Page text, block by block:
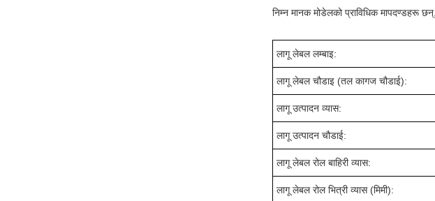
निम्न मानक मोडेलको प्राविधिक मापदण्डहरू
लागू लेबल लम्बाइ:
लागू लेबल चौडाइ (तल कागज चौडाई):
लागू उत्पादन व्यास:
लागू उत्पादन चौडाई:
लागू लेबल रोल बाहिरी व्यास:
लागू लेबल रोल भित्री व्यास (मिमी):